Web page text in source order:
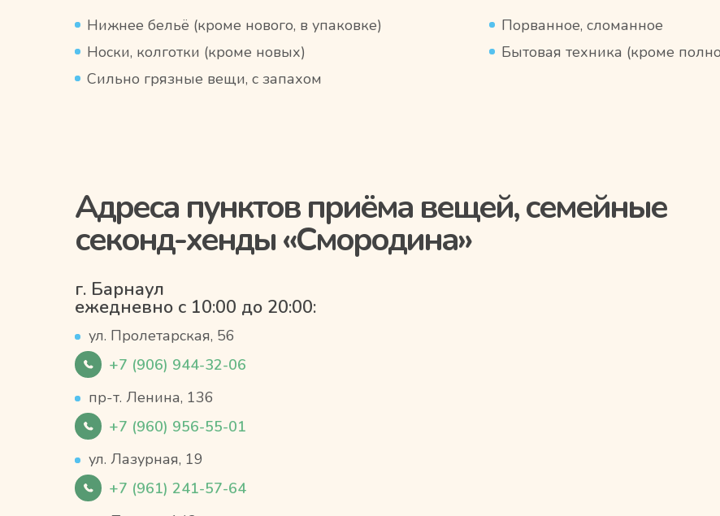
Сильно грязные вещи, с запахом
Носки, колготки (кроме новых)
Нижнее бельё (кроме нового, в упаковке)
Бытовая техника (кроме
Порванное, сломанное
Адреса пунктов приёма вещей, семейные
секонд-хенды «Смородина»
+7 (906) 944-32-06
г. Барнаул
ежедневно с 10:00 до 20:00:
ул. Пролетарская, 56
+7 (960) 956-55-01
пр-т. Ленина, 136
+7 (961) 241-57-64
ул. Лазурная, 19